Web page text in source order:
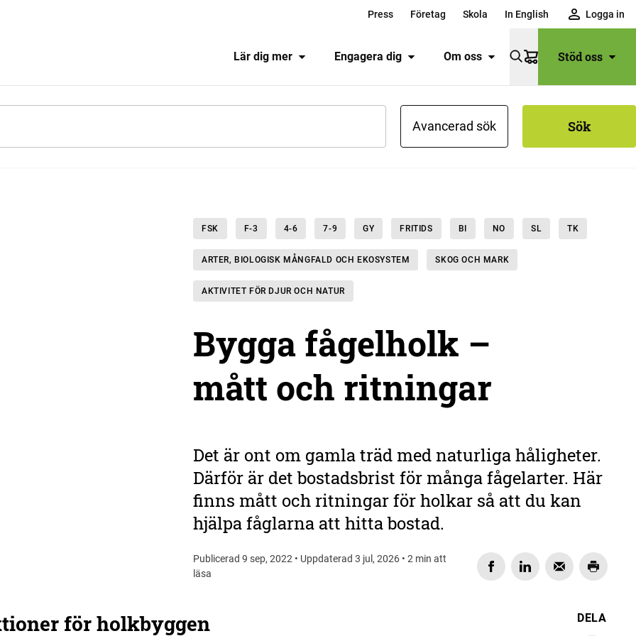
Press Företag Skola In English Logga in
Lär dig mer Engagera dig Om oss
VarukorgStöd oss
Avancerad sök Sök
FSK F-3 4-6 7-9 GY FRITIDS BI NO SL TK
ARTER, BIOLOGISK MÅNGFALD OCH EKOSYSTEM SKOG OCH MARK
AKTIVITET FÖR DJUR OCH NATUR
Bygga fågelholk –
mått och ritningar
Det är ont om gamla träd med naturliga håligheter.
Därför är det bostadsbrist för många fågelarter. Här
finns mått och ritningar för holkar så att du kan
hjälpa fåglarna att hitta bostad.
Publicerad 9 sep, 2022 • Uppdaterad 3 jul, 2026 • 2 min att
läsa
DELA
för holkbyggen